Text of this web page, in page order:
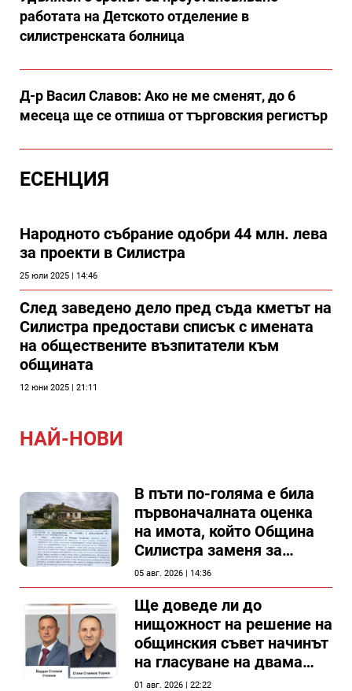
работата на Детското отделение в
силистренската болница
Д-р Васил Славов: Ако не ме сменят, до 6
месеца ще се отпиша от търговския регистър
ЕСЕНЦИЯ
Народното събрание одобри 44 млн. лева
за проекти в Силистра
25 юли 2025 | 14:46
След заведено дело пред съда кметът на
Силистра предостави списък с имената
на обществените възпитатели към
общината
12 юни 2025 | 21:11
НАЙ-НОВИ
В пъти по-голяма е била
първоначалната оценка
на имота, който Община
Силистра заменя за
спирка, показват
документи
05 авг. 2026 | 14:36
Ще доведе ли до
нищожност на решение на
общинския съвет начинът
на гласуване на двама
съветници в Силистра?
01 авг. 2026 | 22:22